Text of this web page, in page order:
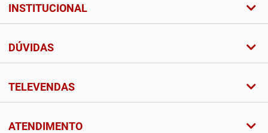
INSTITUCIONAL
DÚVIDAS
TELEVENDAS
ATENDIMENTO